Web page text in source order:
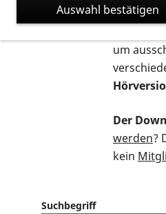
Auf
um
Der
werden?
kein
Suchbegriff
Auswahl bestätigen